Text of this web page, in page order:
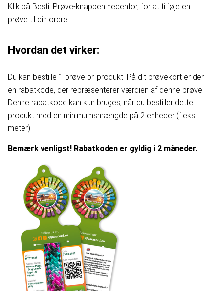
Klik på Bestil Prøve-knappen nedenfor, for at tilføje en
prøve til din ordre.
Hvordan det virker:
Du kan bestille 1 prøve pr. produkt. På dit prøvekort er der
en rabatkode, der repræsenterer værdien af denne prøve.
Denne rabatkode kan kun bruges, når du bestiller dette
produkt med en minimumsmængde på 2 enheder (f.eks.
meter).
Bemærk venligst! Rabatkoden er gyldig i 2 måneder.